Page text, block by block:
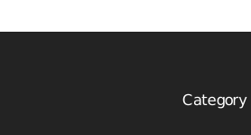
Category